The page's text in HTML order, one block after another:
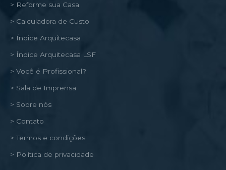
> Reforme sua Casa
> Calculadora de Custo
> Índice Arquitecasa
> Índice Arquitecasa LSF
> Você é Profissional?
> Sala de Imprensa
> Sobre nós
> Contato
> Termos e condições
> Política de privacidade